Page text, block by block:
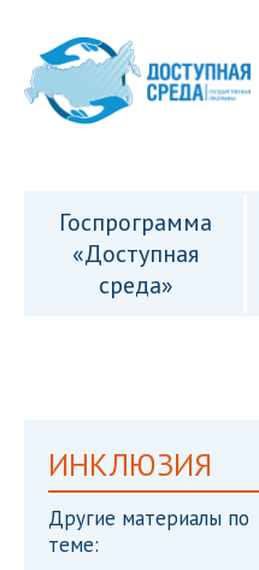
Госпрограмма
«Доступная
среда»
ИНКЛЮЗИЯ
Другие материалы по
теме: